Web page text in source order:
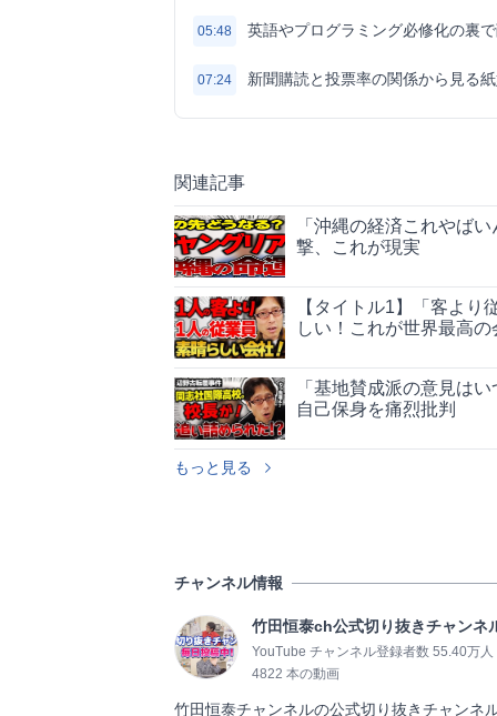
05:48 英語やプログラミング必修化の裏
07:24 新聞購読と投票率の関係から見る
関連記事
「沖縄の経済これやば
撃、これが現実
【タイトル1】「客よ
しい！これが世界最高
「基地賛成派の意見は
自己保身を痛烈批判
もっと見る
チャンネル情報
竹田恒泰ch公式切り抜きチャンネ
YouTube チャンネル登録者数 55.40万人
4822 本の動画
竹田恒泰チャンネルの公式切り抜きチャンネ